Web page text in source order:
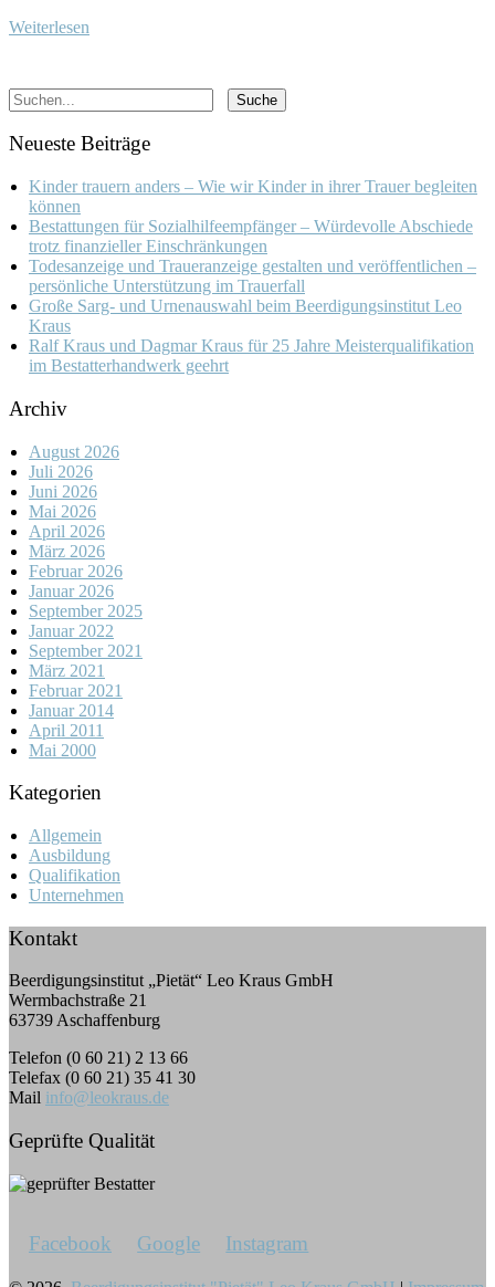
Weiterlesen
Neueste Beiträge
Kinder trauern anders – Wie wir Kinder in ihrer Trauer begleiten
können
Bestattungen für Sozialhilfeempfänger – Würdevolle Abschiede
trotz finanzieller Einschränkungen
Todesanzeige und Traueranzeige gestalten und veröffentlichen –
persönliche Unterstützung im Trauerfall
Große Sarg- und Urnenauswahl beim Beerdigungsinstitut Leo
Kraus
Ralf Kraus und Dagmar Kraus für 25 Jahre Meisterqualifikation
im Bestatterhandwerk geehrt
Archiv
August 2026
Juli 2026
Juni 2026
Mai 2026
April 2026
März 2026
Februar 2026
Januar 2026
September 2025
Januar 2022
September 2021
März 2021
Februar 2021
Januar 2014
April 2011
Mai 2000
Kategorien
Allgemein
Ausbildung
Qualifikation
Unternehmen
Kontakt
Beerdigungsinstitut „Pietät“ Leo Kraus GmbH
Wermbachstraße 21
63739 Aschaffenburg
Telefon (0 60 21) 2 13 66
Telefax (0 60 21) 35 41 30
Mail info@leokraus.de
Geprüfte Qualität
Facebook Google Instagram